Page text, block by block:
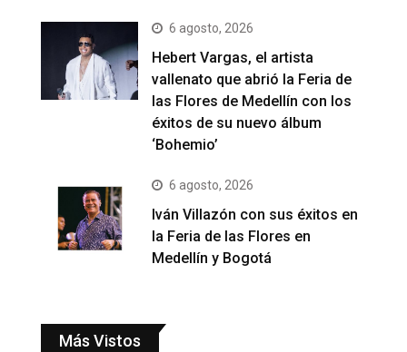
6 agosto, 2026
Hebert Vargas, el artista
vallenato que abrió la Feria de
las Flores de Medellín con los
éxitos de su nuevo álbum
‘Bohemio’
6 agosto, 2026
Iván Villazón con sus éxitos en
la Feria de las Flores en
Medellín y Bogotá
Más Vistos